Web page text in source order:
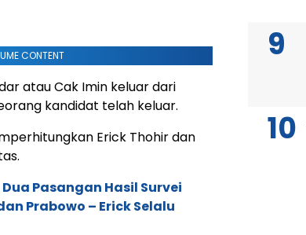
CONTENT
atau Cak Imin keluar dari
kandidat telah keluar.
Erick Thohir dan
Pasangan Hasil Survei
Prabowo – Erick Selalu